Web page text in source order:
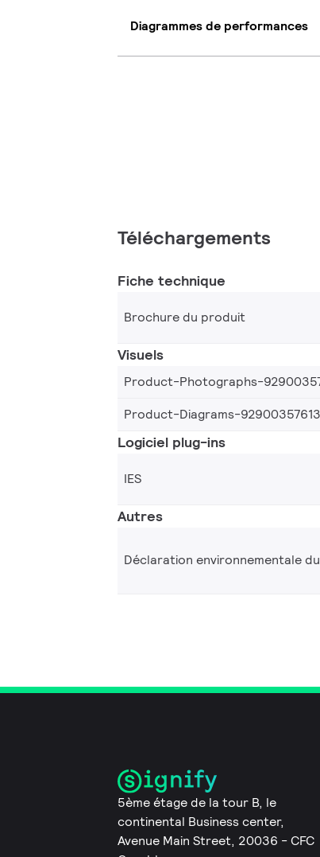
Diagrammes de performances
Téléchargements
Fiche technique
Brochure du produit
Visuels
Product-Photographs-
Product-Diagrams-
Logiciel plug-ins
IES
Autres
Déclaration environnementale
5ème étage de la tour B, le
continental Business center,
Avenue Main Street, 20036 - CFC